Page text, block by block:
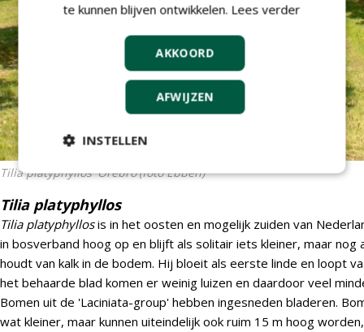
Tilia platyphyllos 'Örebro'(foto Ebben)
Tilia platyphyllos
Tilia platyphyllosis in het oosten en mogelijk zuiden van
in bosverband hoog op en blijft als solitair iets kleiner, maar
houdt van kalk in de bodem. Hij bloeit als eerste linde en loopt
het behaarde blad komen er weinig luizen en daardoor veel
Bomen uit de 'Laciniata-group' hebben ingesneden bladeren.
wat kleiner, maar kunnen uiteindelijk ook ruim 15 m hoog
te kunnen blijven ontwikkelen. Lees verder
AKKOORD
AFWIJZEN
INSTELLEN